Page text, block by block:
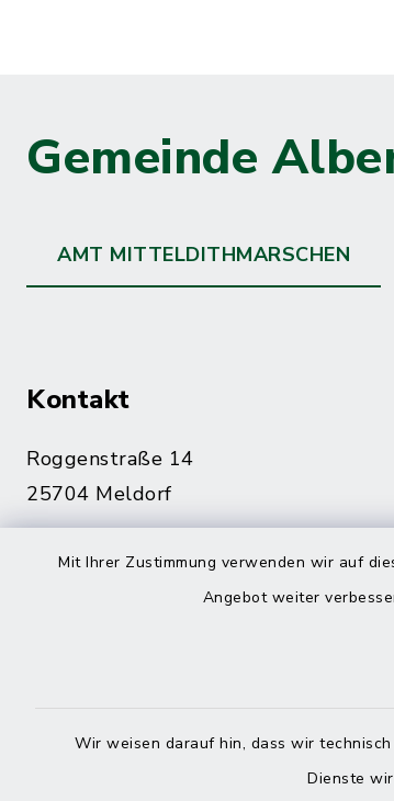
Mit Ihrer Zustimmung verwenden wir auf
Angebot weiter
Wir weisen darauf hin, dass wir
Dienste
Gemeinde
AMT MITTELDITHMARSCHEN
Kontakt
Roggenstraße 14
25704 Meldorf
04832 6065-215